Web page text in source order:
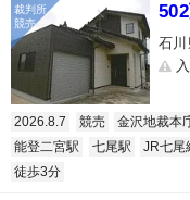
石
2026.8.7 競売 金沢地裁本
能登二宮駅
七尾駅 JR七尾
徒歩3分